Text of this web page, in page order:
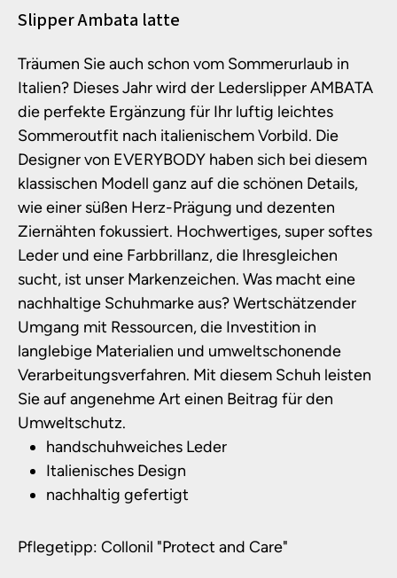
Produktinformationen
Slipper Ambata latte
Träumen Sie auch schon vom Sommerurlaub in
Italien? Dieses Jahr wird der Lederslipper AMBATA
die perfekte Ergänzung für Ihr luftig leichtes
Sommeroutfit nach italienischem Vorbild. Die
Designer von EVERYBODY haben sich bei diesem
klassischen Modell ganz auf die schönen Details,
wie einer süßen Herz-Prägung und dezenten
Ziernähten fokussiert. Hochwertiges, super softes
Leder und eine Farbbrillanz, die Ihresgleichen
sucht, ist unser Markenzeichen. Was macht eine
nachhaltige Schuhmarke aus? Wertschätzender
Umgang mit Ressourcen, die Investition in
langlebige Materialien und umweltschonende
Verarbeitungsverfahren. Mit diesem Schuh leisten
Sie auf angenehme Art einen Beitrag für den
Umweltschutz.
handschuhweiches Leder
Italienisches Design
nachhaltig gefertigt
Pflegetipp: Collonil "Protect and Care"